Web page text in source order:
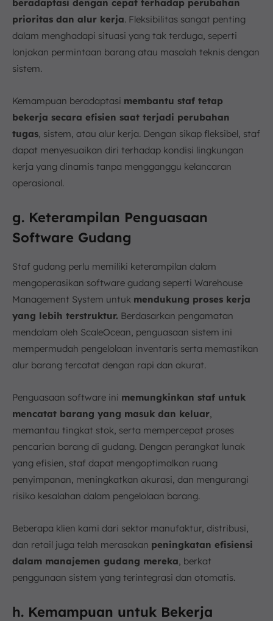
beradaptasi dengan cepat terhadap perubahan
prioritas dan alur kerja. Fleksibilitas sangat penting
dalam menghadapi situasi yang tak terduga, seperti
lonjakan permintaan barang atau masalah teknis dengan
sistem.
Kemampuan beradaptasi membantu staf tetap
bekerja secara efisien saat terjadi perubahan
tugas , sistem, atau alur kerja. Dengan sikap fleksibel, staf
dapat menyesuaikan diri terhadap kondisi lingkungan
kerja yang dinamis tanpa mengganggu kelancaran
operasional.
g. Keterampilan Penguasaan
Software Gudang
Staf gudang perlu memiliki keterampilan dalam
mengoperasikan software gudang seperti Warehouse
Management System untuk mendukung proses kerja
yang lebih terstruktur. Berdasarkan pengamatan
mendalam oleh ScaleOcean, penguasaan sistem ini
mempermudah pengelolaan inventaris serta memastikan
alur barang tercatat dengan rapi dan akurat.
Penguasaan software ini memungkinkan staf untuk
mencatat barang yang masuk dan keluar
memantau tingkat stok, serta mempercepat proses
pencarian barang di gudang. Dengan perangkat lunak
yang efisien, staf dapat mengoptimalkan ruang
penyimpanan, meningkatkan akurasi, dan mengurangi
risiko kesalahan dalam pengelolaan barang.
Beberapa klien kami dari sektor manufaktur, distribusi,
dan retail juga telah merasakan peningkatan efisiensi
dalam manajemen gudang mereka , berkat
penggunaan sistem yang terintegrasi dan otomatis.
h. Kemampuan untuk Bekerja